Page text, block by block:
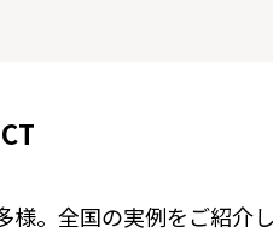
様。全国の実例をご紹介